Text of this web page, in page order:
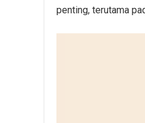
penting, terutama